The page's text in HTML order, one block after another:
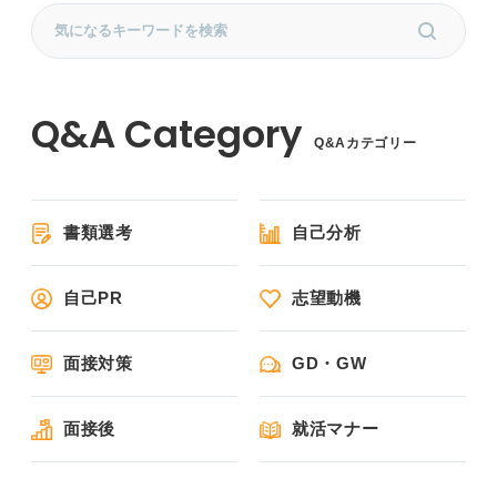
Q&Aカテゴリー
書類選考 自己分析
自己PR 志望動機
面接対策 GD・GW
面接後 就活マナー